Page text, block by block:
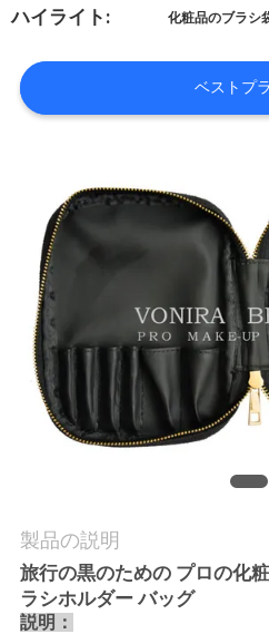
場
旅
行
PRIVACY
POLICY
ハイライト: 化粧品のブラシ
ベストプ
製品の説明
旅行の黒のための プロの化
ラシホルダー バッグ
説明：